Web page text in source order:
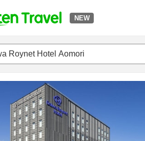
NEW
ห้องพักและแพลนพักรีวิวสิ่่งอำนวยความสะดวก